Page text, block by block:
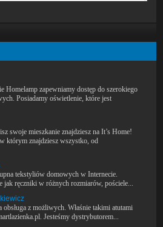
Homelamp zapewniamy dostęp do szerokiego
Posiadamy oświetlenie, które jest
swoje mieszkanie znajdziesz na It’s Home!
którym znajdziesz wszystko, od
tekstyliów domowych w Internecie.
jak ręczniki w różnych rozmiarów, pościele...
z możliwych. Właśnie takimi atutami
Jesteśmy dystrybutorem...